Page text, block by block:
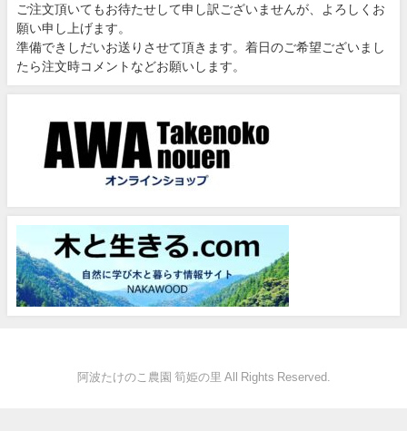
ご注文頂いてもお待たせして申し訳ございませんが、よろしくお
願い申し上げます。
準備できしだいお送りさせて頂きます。着日のご希望ございまし
たら注文時コメントなどお願いします。
阿波たけのこ農園 筍姫の里 All Rights Reserved.